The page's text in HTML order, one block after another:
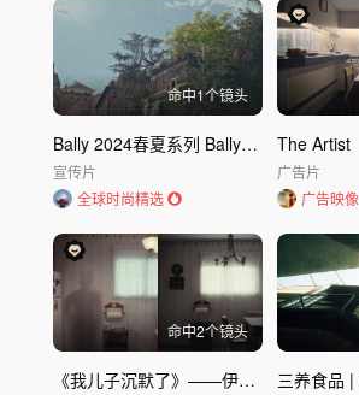
命中1个镜头
Bally 2024春夏系列 Ballyrinas｜Bally 巴莉
宣传片
全球时尚精选
The Artist
广告片
广告映像
命中2个镜头
《我儿子沉默了》——伊恩·巴瓦导演作品